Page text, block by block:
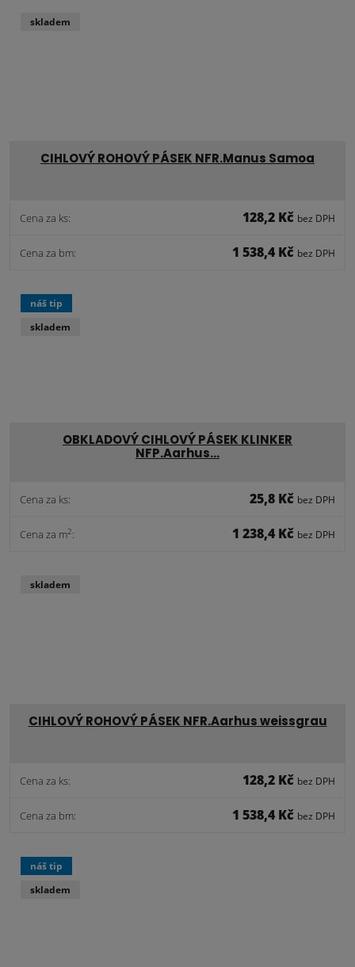
CIHLOVÝ ROHOVÝ PÁSEK NFR.Manus Samoa
Cena za ks: 128,2 Kč bez DPH
Cena za bm: 1 538,4 Kč bez DPH
skladem
OBKLADOVÝ CIHLOVÝ PÁSEK KLINKER
NFP.Aarhus…
Cena za ks: 25,8 Kč bez DPH
Cena za m2: 1 238,4 Kč bez DPH
náš tip
skladem
CIHLOVÝ ROHOVÝ PÁSEK NFR.Aarhus weissgrau
Cena za ks: 128,2 Kč bez DPH
Cena za bm: 1 538,4 Kč bez DPH
skladem
náš tip
skladem